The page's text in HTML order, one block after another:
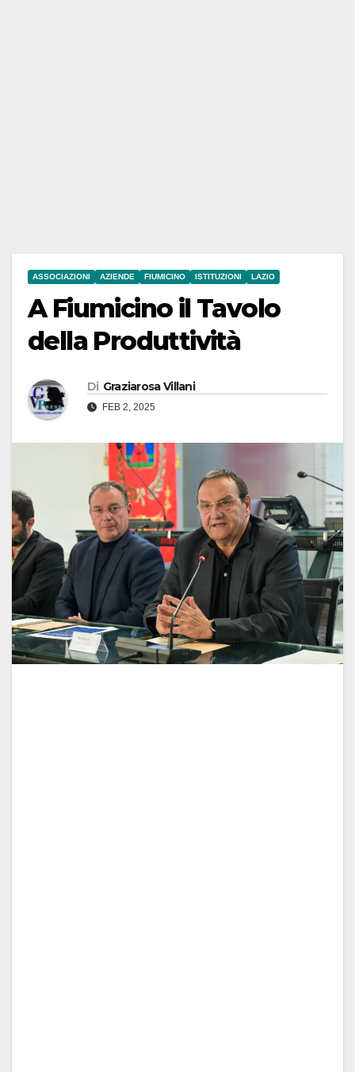
ASSOCIAZIONI AZIENDE FIUMICINO ISTITUZIONI LAZIO
A Fiumicino il Tavolo
della Produttività
Di Graziarosa Villani
FEB 2, 2025